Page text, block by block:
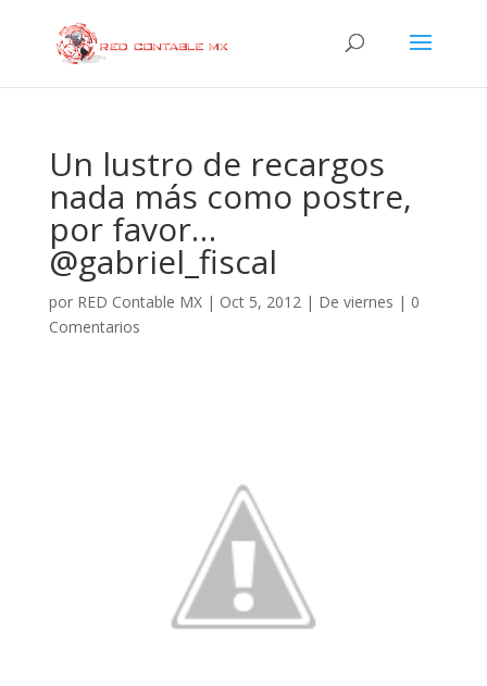
Un lustro de recargos
nada más como postre,
por favor…
@gabriel_fiscal
por RED Contable MX| Oct 5, 2012| De viernes | 0
Comentarios